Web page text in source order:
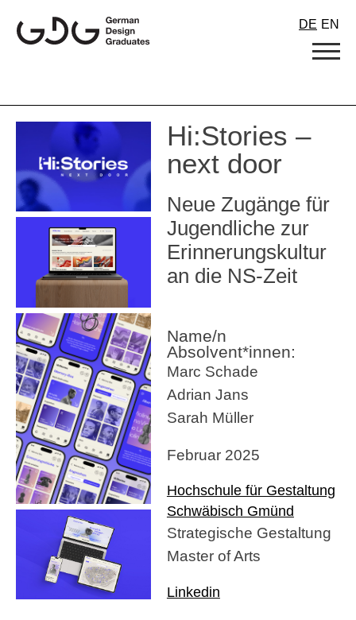
content
DE EN
Hi:Stories –
next door
Neue Zugänge für
Jugendliche zur
Erinnerungskultur
an die NS-Zeit
Name/n
Absolvent*innen:
Marc Schade
Adrian Jans
Sarah Müller
Februar 2025
Hochschule für Gestaltung
Schwäbisch Gmünd
Strategische Gestaltung
Master of Arts
Linkedin